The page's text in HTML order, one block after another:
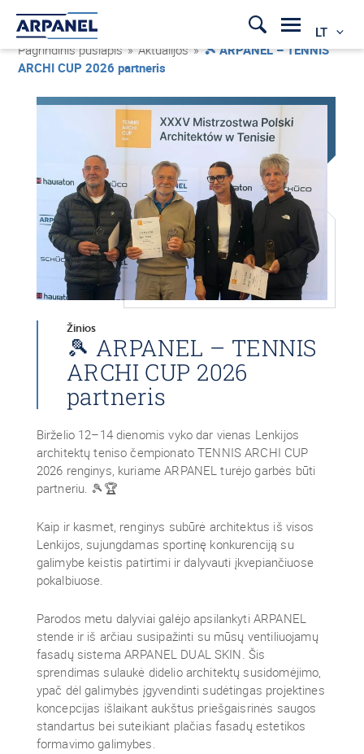
LT
Pagrindinis puslapis » Aktualijos »🎾 ARPANEL – TENNIS
ARCHI CUP 2026 partneris
Žinios
🎾 ARPANEL – TENNIS
ARCHI CUP 2026
partneris
Birželio 12–14 dienomis vyko dar vienas Lenkijos
architektų teniso čempionato TENNIS ARCHI CUP
2026 renginys, kuriame ARPANEL turėjo garbės būti
partneriu. 🎾🏆
Kaip ir kasmet, renginys subūrė architektus iš visos
Lenkijos, sujungdamas sportinę konkurenciją su
galimybe keistis patirtimi ir dalyvauti įkvepiančiuose
pokalbiuose.
Parodos metu dalyviai galėjo apsilankyti ARPANEL
stende ir iš arčiau susipažinti su mūsų ventiliuojamų
fasadų sistema ARPANEL DUAL SKIN. Šis
sprendimas sulaukė didelio architektų susidomėjimo,
ypač dėl galimybės įgyvendinti sudėtingas projektines
koncepcijas išlaikant aukštus priešgaisrinės saugos
standartus bei suteikiant plačias fasadų estetikos
formavimo galimybes.